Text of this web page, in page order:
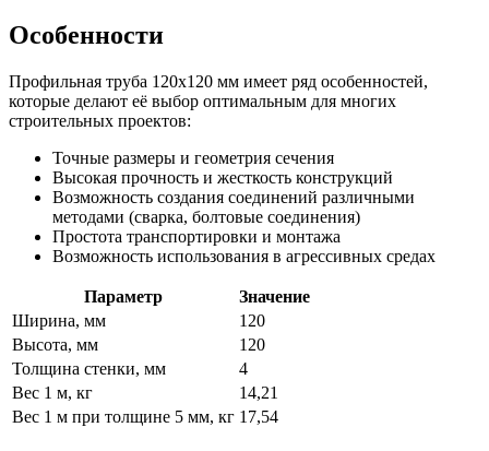
Особенности
Профильная труба 120х120 мм имеет ряд особенностей,
которые делают её выбор оптимальным для многих
строительных проектов:
Точные размеры и геометрия сечения
Высокая прочность и жесткость конструкций
Возможность создания соединений различными
методами (сварка, болтовые соединения)
Простота транспортировки и монтажа
Возможность использования в агрессивных средах
Параметр
Значение
Ширина, мм
120
Высота, мм
120
Толщина стенки, мм
4
Вес 1 м, кг
14,21
Вес 1 м при толщине 5 мм, кг 17,54